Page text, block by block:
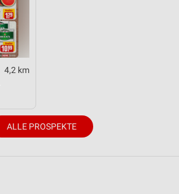
4,2 km
ALLE PROSPEKTE